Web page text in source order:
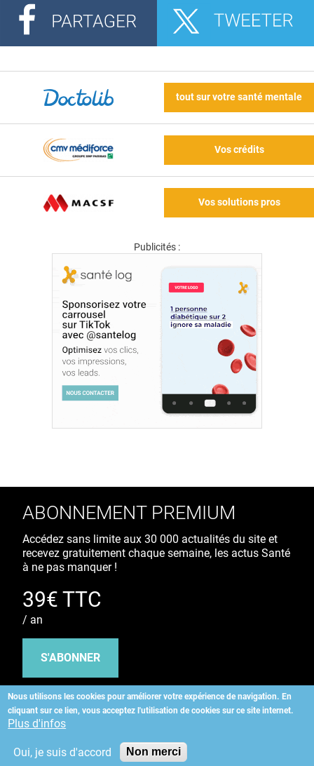
tout sur votre santé mentale
Vos crédits
Vos solutions pros
Publicités :
Nous utilisons les cookies pour améliorer votre expérience de navigation. En
cliquant sur ce lien, vous acceptez l'utilisation de cookies sur ce site internet.
Plus d'infos
Oui, je suis d'accord Non merci
ABONNEMENT PREMIUM
Accédez sans limite aux 30 000 actualités du site et
recevez gratuitement chaque semaine, les actus Santé
à ne pas manquer !
39€ TTC
/ an
S'ABONNER
Copyright©2026 ALLIEDHEALTH
KAURIWEB